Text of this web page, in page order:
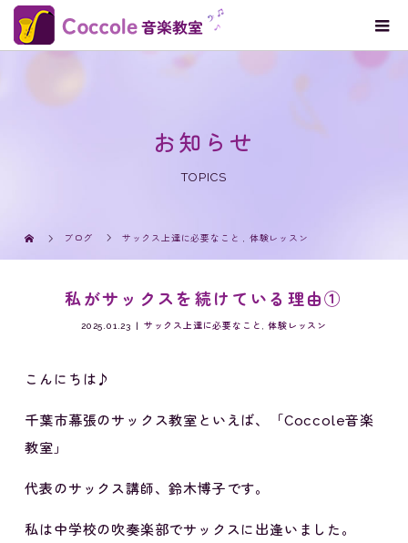
お知らせ
TOPICS
ブログ サックス上達に必要なこと 体験レッスン
私がサックスを続けている理由①
2025.01.23 サックス上達に必要なこと ,体験レッスン
こんにちは♪
千葉市幕張のサックス教室といえば、「Coccole音楽
教室」
代表のサックス講師、鈴木博子です。
私は中学校の吹奏楽部でサックスに出逢いました。